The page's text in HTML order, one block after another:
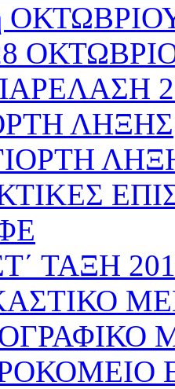
ΛΗΞΗΣ
ΤΑΞΗ